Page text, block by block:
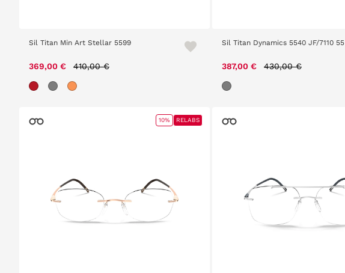
Sil Titan Min Art Stellar 5599
369,00 € Price reduced from
410,00 €
Sil Titan Dynamics 5540 JF/7110 55
387,00 € Price reduced from
430,00 €
10% RELABS